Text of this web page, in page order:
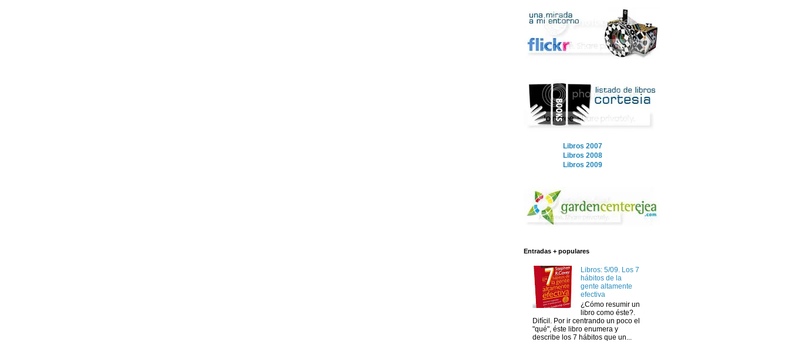
Libros 2007
Libros 2008
Libros 2009
Entradas + populares
Libros: 5/09. Los 7
hábitos de la
gente altamente
efectiva
¿Cómo resumir un
libro como éste?.
Difícil. Por ir centrando un poco el
"qué", éste libro enumera y
describe los 7 hábitos que un...